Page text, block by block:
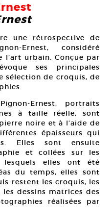
une rétrospective de
Ernest, considéré
l’art urbain. Conçue par
ses principales
sélection de croquis, de
Ernest, portraits
à taille réelle, sont
noire et à l’aide de
épaisseurs qui
Elles sont ensuite
et collées sur les
elles ont été
du temps, elles sont
restent les croquis, les
dessins matrices des
réalisées par